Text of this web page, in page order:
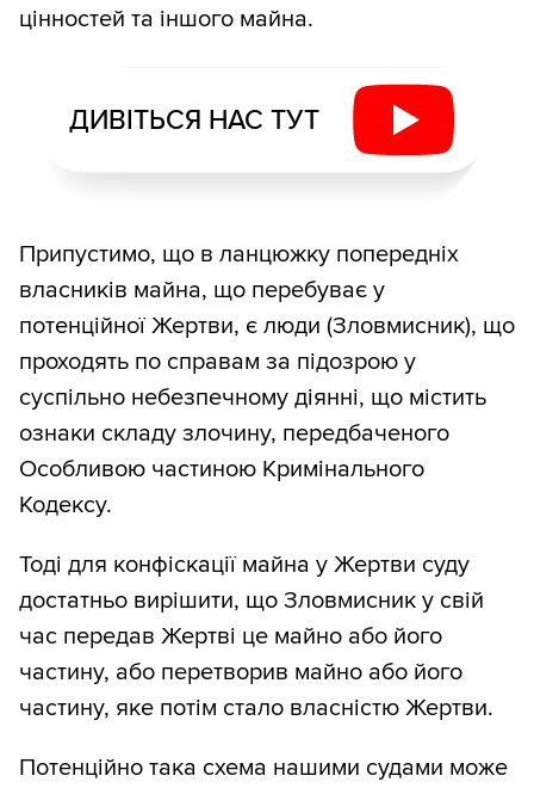
‬цінностей та іншого майна.
ДИВІТЬСЯ НАС ТУТ
Припустимо, що в ланцюжку попередніх
власників майна, що перебуває у
потенційної Жертви, є люди (Зловмисник), що
проходять по справам за підозрою у
суспільно небезпечному діянні,‭ ‬що‭ ‬містить
ознаки складу злочину,‭ ‬передбаченого
Особливою частиною Кримінального
Кодексу.
Тоді для конфіскації майна у Жертви суду
достатньо вирішити, що Зловмисник у свій
час ‭‬передав Жертві це майно або його
частину, або перетворив майно або його
частину, яке потім стало власністю Жертви.
Потенційно така схема нашими судами може